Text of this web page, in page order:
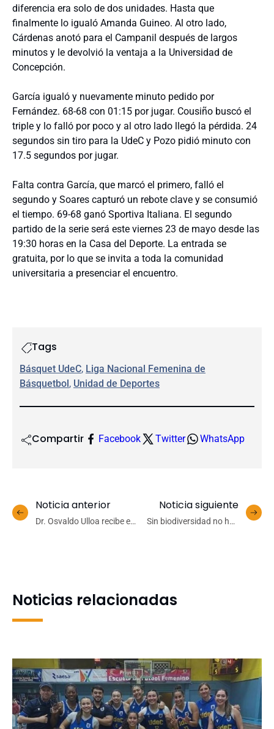
diferencia era solo de dos unidades. Hasta que
finalmente lo igualó Amanda Guineo. Al otro lado,
Cárdenas anotó para el Campanil después de largos
minutos y le devolvió la ventaja a la Universidad de
Concepción.
García igualó y nuevamente minuto pedido por
Fernández. 68-68 con 01:15 por jugar. Cousiño buscó el
triple y lo falló por poco y al otro lado llegó la pérdida. 24
segundos sin tiro para la UdeC y Pozo pidió minuto con
17.5 segundos por jugar.
Falta contra García, que marcó el primero, falló el
segundo y Soares capturó un rebote clave y se consumió
el tiempo. 69-68 ganó Sportiva Italiana. El segundo
partido de la serie será este viernes 23 de mayo desde las
19:30 horas en la Casa del Deporte. La entrada se
gratuita, por lo que se invita a toda la comunidad
universitaria a presenciar el encuentro.
Tags
Básquet UdeC, Liga Nacional Femenina de
Básquetbol, Unidad de Deportes
Compartir Facebook Twitter WhatsApp
Noticia anterior
Dr. Osvaldo Ulloa recibe el
generaciones
Noticia siguiente
Sin biodiversidad no hay
Noticias relacionadas